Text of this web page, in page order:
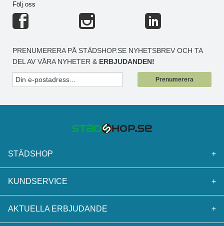
Följ oss
PRENUMERERA PÅ STÄDSHOP.SE NYHETSBREV OCH TA
DEL AV VÅRA NYHETER & ERBJUDANDEN!
Prenumerera
STÄDSHOP +
KUNDSERVICE +
AKTUELLA ERBJUDANDE +